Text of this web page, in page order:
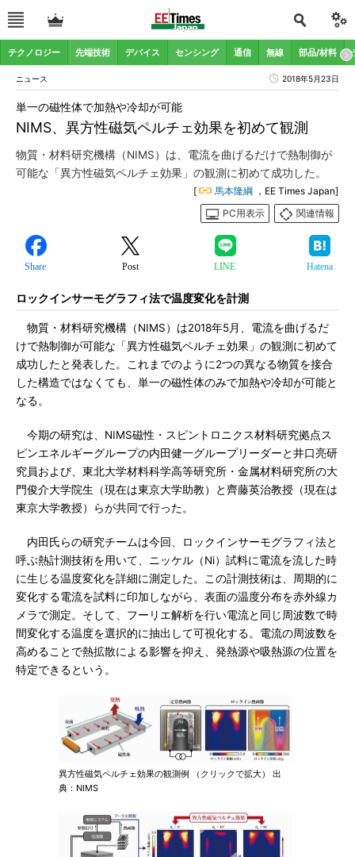
テクノロジー 先端技術 デバイス センシング 通信 無線 部品/材料
ニュース 2018年5月23日
NIMS、異方性磁気ペルチェ効果を初めて観測
単一の磁性体で加熱や冷却が可能
物質・材料研究機構（NIMS）は、電流を曲げるだけで熱制御が
可能な「異方性磁気ペルチェ効果」の観測に初めて成功した。
[ 馬本隆綱 ，EE Times Japan]
PC用表示
関連情報
Share Post LINE Hatena
ロックインサーモグラフィ法で温度変化を計測
物質・材料研究機構（NIMS）は2018年5月、電流を曲げるだ
けで熱制御が可能な「異方性磁気ペルチェ効果」の観測に初めて
成功したと発表した。これまでのように2つの異なる物質を接合
した構造ではなくても、単一の磁性体のみで加熱や冷却が可能と
なる。
今期の研究は、NIMS磁性・スピントロニクス材料研究拠点ス
ピンエネルギーグループの内田健一グループリーダーと井口亮研
究員および、東北大学材料科学高等研究所・金属材料研究所の大
門俊介大学院生（現在は東京大学助教）と齊藤英治教授（現在は
東京大学教授）らが共同で行った。
内田氏らの研究チームは今回、ロックインサーモグラフィ法と
呼ぶ熱計測技術を用いて、ニッケル（Ni）試料に電流を流した時
に生じる温度変化を詳細に測定した。この計測技術は、周期的に
変化する電流を試料に印加しながら、表面の温度分布を赤外線カ
メラで測定。そして、フーリエ解析を行い電流と同じ周波数で時
間変化する温度を選択的に抽出して可視化する。電流の周波数を
高めることで熱拡散による影響を抑え、発熱源や吸熱源の位置を
特定できるという。
異方性磁気ペルチェ効果の観測例 （クリックで拡大） 出
典：NIMS